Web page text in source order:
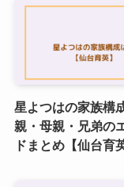
星よつはの家族構
親・母親・兄弟の
ドまとめ【仙台育